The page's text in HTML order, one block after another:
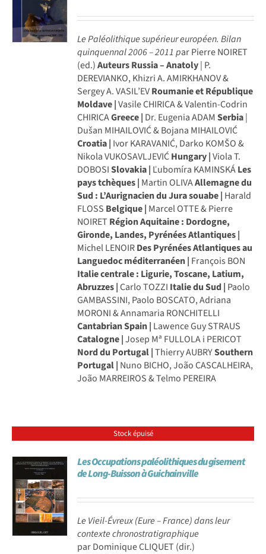
Le Paléolithique supérieur européen. Bilan
quinquennal 2006 – 2011 par Pierre NOIRET
(ed.)AuteursRussia – Anatoly| P.
DEREVIANKO, Khizri A. AMIRKHANOV &
Sergey A. VASIL’EVRoumanie et République
Moldave |Vasile CHIRICA & Valentin-Codrin
CHIRICAGreece | Dr. Eugenia ADAMSerbia|
Dušan MIHAILOVIĆ & Bojana MIHAILOVIĆ
Croatia | Ivor KARAVANIĆ, Darko KOMŠO &
Nikola VUKOSAVLJEVIĆHungary |Viola T.
DOBOSISlovakia | Ľubomíra KAMINSKÁLes
pays tchèques | Martin OLIVAAllemagne du
Sud : L’Aurignacien du Jura souabe | Harald
FLOSS Belgique | Marcel OTTE & Pierre
NOIRET Région Aquitaine : Dordogne,
Gironde, Landes, Pyrénées Atlantiques |
Michel LENOIRDes Pyrénées Atlantiques au
Languedoc méditerranéen | François BON
Italie centrale : Ligurie, Toscane, Latium,
Abruzzes |Carlo TOZZI Italie du Sud | Paolo
GAMBASSINI, Paolo BOSCATO, Adriana
MORONI & Annamaria RONCHITELLI
Cantabrian Spain | Lawence Guy STRAUS
Catalogne |Josep Mª FULLOLA i PERICOT
Nord du Portugal |Thierry AUBRYSouthern
Portugal | Nuno BICHO, João CASCALHEIRA,
João MARREIROS & Telmo PEREIRA
Stock épuisé
Les Occupations paléolithiques du gisement
de Long-Buisson à Guichainville
Le Vieil-Évreux (Eure – France) dans leur
contexte chronostratigraphique
par Dominique CLIQUET (dir.)